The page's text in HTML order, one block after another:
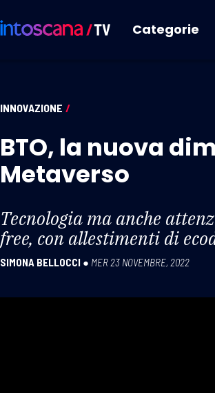
Categorie
INNOVAZIONE /
BTO, la nuova
Metaverso
Tecnologia ma anche
free, con allestimenti di
SIMONA BELLOCCI ● MER 23 NOVEMBRE, 2022